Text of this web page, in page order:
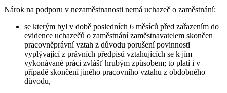
Nárok na podporu v nezaměstnanosti nemá uchazeč o zaměstnání:
se kterým byl v době posledních 6 měsíců před zařazením do
evidence uchazečů o zaměstnání zaměstnavatelem skončen
pracovněprávní vztah z důvodu porušení povinnosti
vyplývající z právních předpisů vztahujících se k jím
vykonávané práci zvlášť hrubým způsobem; to platí i v
případě skončení jiného pracovního vztahu z obdobného
důvodu,